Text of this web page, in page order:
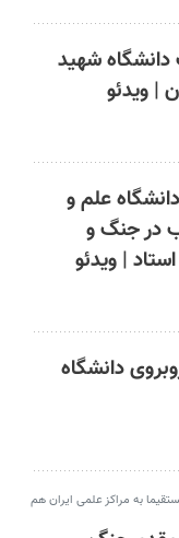
شهید
| ویدئو
علم و
در جنگ و
| ویدئو
دانشگاه
به مراکز علمی ایران هم